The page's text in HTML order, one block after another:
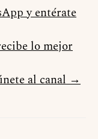
y entérate
lo mejor
al canal →